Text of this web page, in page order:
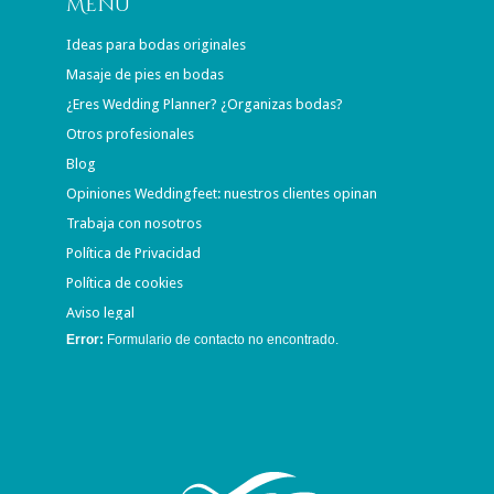
Ideas para bodas originales
Masaje de pies en bodas
¿Eres Wedding Planner? ¿Organizas bodas?
Otros profesionales
Blog
Opiniones Weddingfeet: nuestros clientes opinan
Trabaja con nosotros
Política de Privacidad
Política de cookies
Aviso legal
Error: Formulario de contacto no encontrado.